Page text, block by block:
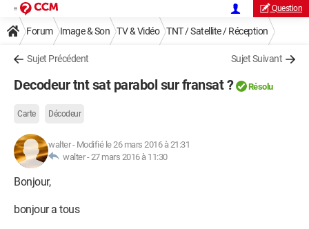
Question
Forum Image & Son TV & Vidéo TNT / Satellite / Réception
Sujet Précédent Sujet Suivant
Decodeur tnt sat parabol sur fransat ? Résolu
Carte Décodeur
walter- Modifié le 26 mars 2016 à 21:31
walter -27 mars 2016 à 11:30
Bonjour,
bonjour a tous